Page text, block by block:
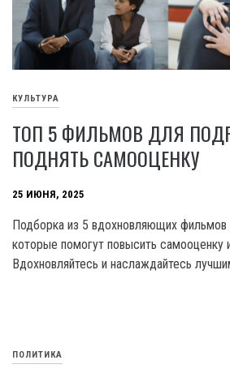
КУЛЬТУРА
ТОП 5 ФИЛЬМОВ ДЛЯ
ПОДНЯТЬ САМООЦЕНКУ
25 ИЮНЯ, 2025
Подборка из 5 вдохновляющих фильмов
которые помогут повысить самооценку
Вдохновляйтесь и наслаждайтесь
ПОЛИТИКА